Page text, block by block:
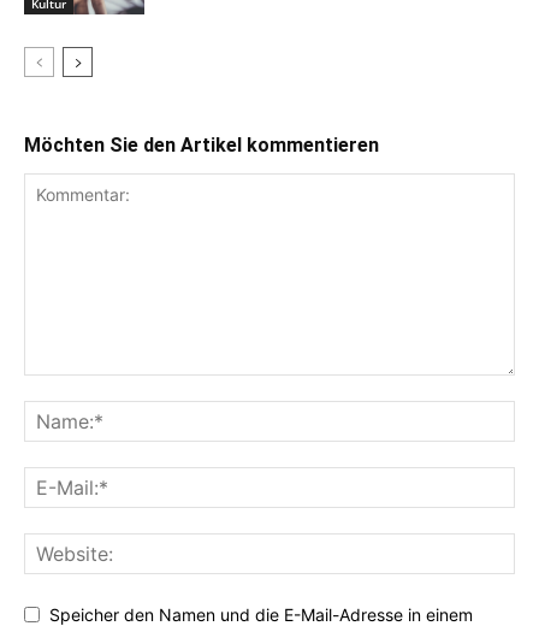
Möchten Sie den Artikel kommentieren
Speicher den Namen und die E-Mail-Adresse in einem